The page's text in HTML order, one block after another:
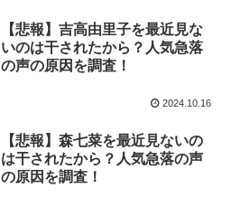
【悲報】吉高由里子を最近見な
いのは干されたから？人気急落
の声の原因を調査！
2024.10.16
【悲報】森七菜を最近見ないの
は干されたから？人気急落の声
の原因を調査！